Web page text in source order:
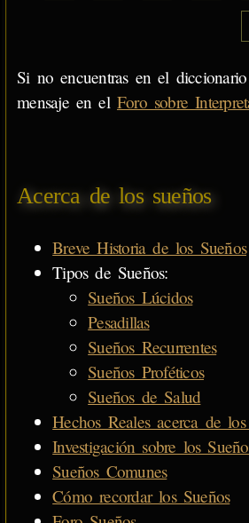
Si no encuentras en el
mensaje en el Foro sobre
Acerca de los sueños
Breve Historia de los Sueños
Tipos de Sueños:
Sueños Lúcidos
Pesadillas
Sueños Recurrentes
Sueños Proféticos
Sueños de Salud
Hechos Reales acerca de los
Investigación sobre los
Sueños Comunes
Cómo recordar los Sueños